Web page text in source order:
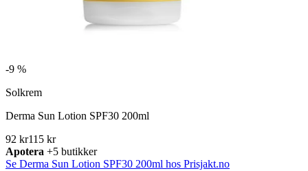
-9 %
Solkrem
Derma Sun Lotion SPF30 200ml
92 kr115 kr
Apotera +5 butikker
Se Derma Sun Lotion SPF30 200ml hos Prisjakt.no